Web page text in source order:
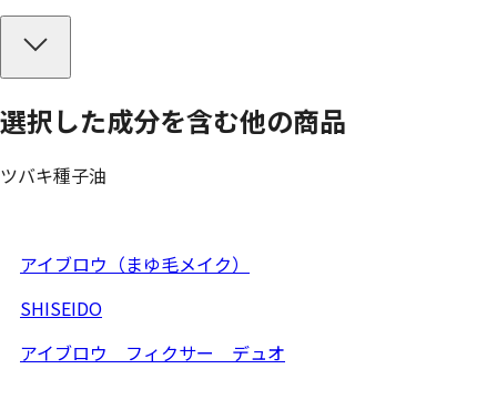
選択した成分を含む他の商品
ツバキ種子油
アイブロウ（まゆ毛メイク）
SHISEIDO
アイブロウ フィクサー デュオ